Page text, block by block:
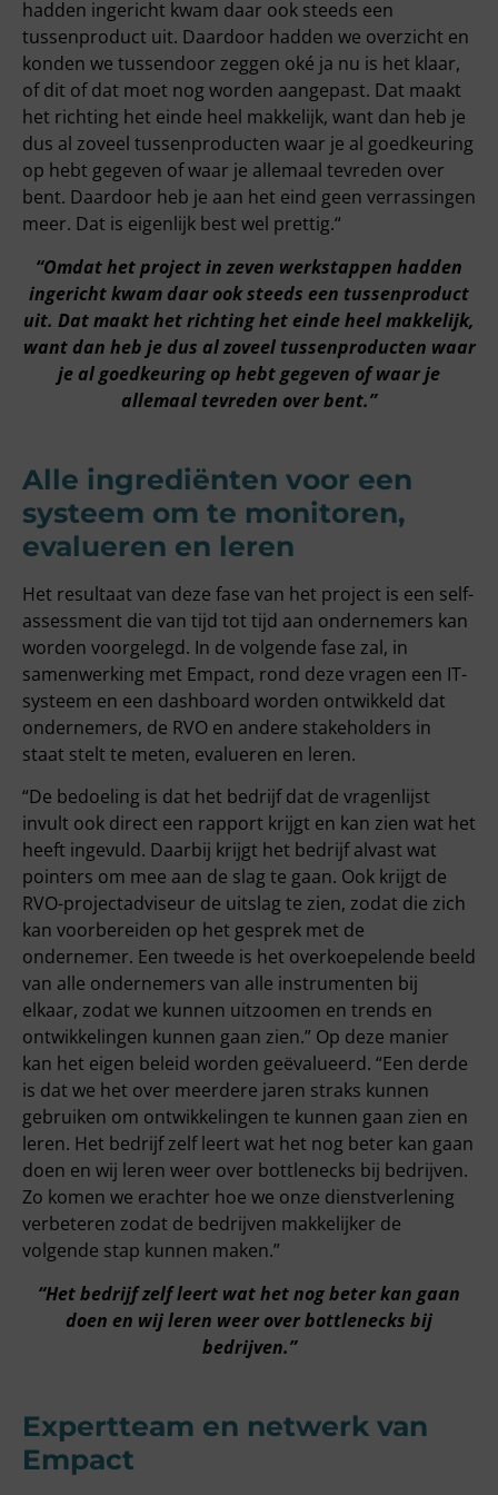
hadden ingericht kwam daar ook steeds een
tussenproduct uit. Daardoor hadden we overzicht en
konden we tussendoor zeggen oké ja nu is het klaar,
of dit of dat moet nog worden aangepast. Dat maakt
het richting het einde heel makkelijk, want dan heb je
dus al zoveel tussenproducten waar je al goedkeuring
op hebt gegeven of waar je allemaal tevreden over
bent. Daardoor heb je aan het eind geen verrassingen
meer. Dat is eigenlijk best wel prettig.“
“Omdat het project in zeven werkstappen hadden
ingericht kwam daar ook steeds een tussenproduct
uit. Dat maakt het richting het einde heel makkelijk,
want dan heb je dus al zoveel tussenproducten waar
je al goedkeuring op hebt gegeven of waar je
allemaal tevreden over bent.”
Alle ingrediënten voor een
systeem om te monitoren,
evalueren en leren
Het resultaat van deze fase van het project is een self-
assessment die van tijd tot tijd aan ondernemers kan
worden voorgelegd. In de volgende fase zal, in
samenwerking met Empact, rond deze vragen een IT-
systeem en een dashboard worden ontwikkeld dat
ondernemers, de RVO en andere stakeholders in
staat stelt te meten, evalueren en leren.
“De bedoeling is dat het bedrijf dat de vragenlijst
invult ook direct een rapport krijgt en kan zien wat het
heeft ingevuld. Daarbij krijgt het bedrijf alvast wat
pointers om mee aan de slag te gaan. Ook krijgt de
RVO-projectadviseur de uitslag te zien, zodat die zich
kan voorbereiden op het gesprek met de
ondernemer. Een tweede is het overkoepelende beeld
van alle ondernemers van alle instrumenten bij
elkaar, zodat we kunnen uitzoomen en trends en
ontwikkelingen kunnen gaan zien.” Op deze manier
kan het eigen beleid worden geëvalueerd. “Een derde
is dat we het over meerdere jaren straks kunnen
gebruiken om ontwikkelingen te kunnen gaan zien en
leren. Het bedrijf zelf leert wat het nog beter kan gaan
doen en wij leren weer over bottlenecks bij bedrijven.
Zo komen we erachter hoe we onze dienstverlening
verbeteren zodat de bedrijven makkelijker de
volgende stap kunnen maken.”
“Het bedrijf zelf leert wat het nog beter kan gaan
doen en wij leren weer over bottlenecks bij
bedrijven.”
Expertteam en netwerk van
Empact